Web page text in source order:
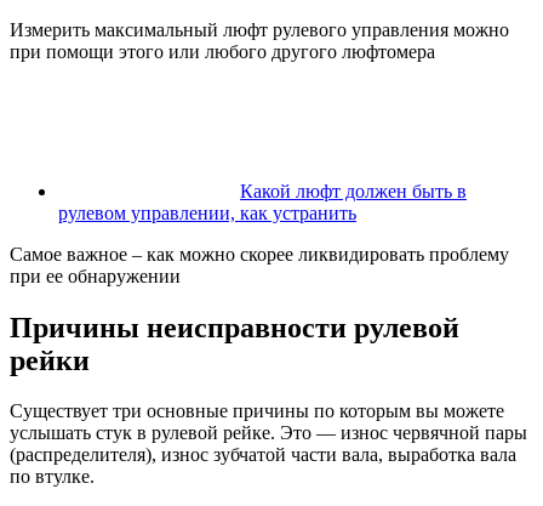
Измерить максимальный люфт рулевого управления можно
при помощи этого или любого другого люфтомера
Какой люфт должен быть в
рулевом управлении, как устранить
Самое важное – как можно скорее ликвидировать проблему
при ее обнаружении
Причины неисправности рулевой
рейки
Существует три основные причины по которым вы можете
услышать стук в рулевой рейке. Это — износ червячной пары
(распределителя), износ зубчатой части вала, выработка вала
по втулке.